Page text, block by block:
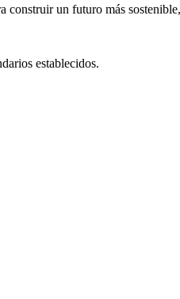
construir un futuro más
establecidos.